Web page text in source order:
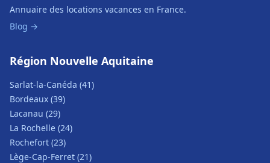
Annuaire des locations vacances en France.
Blog →
Région Nouvelle Aquitaine
Sarlat-la-Canéda (41)
Bordeaux (39)
Lacanau (29)
La Rochelle (24)
Rochefort (23)
Lège-Cap-Ferret (21)